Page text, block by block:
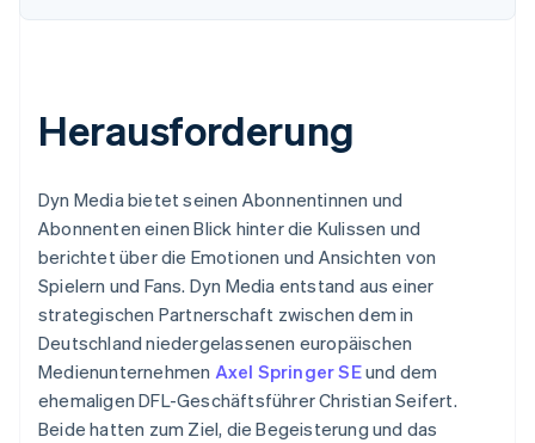
Herausforderung
Dyn Media bietet seinen Abonnentinnen und
Abonnenten einen Blick hinter die Kulissen und
berichtet über die Emotionen und Ansichten von
Spielern und Fans. Dyn Media entstand aus einer
strategischen Partnerschaft zwischen dem in
Deutschland niedergelassenen europäischen
Medienunternehmen Axel Springer SEund dem
ehemaligen DFL-Geschäftsführer Christian Seifert.
Beide hatten zum Ziel, die Begeisterung und das